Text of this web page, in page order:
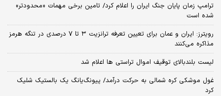
ترامپ زمان پایان جنگ ایران را اعلام کرد/ تامین برخی مهمات «محدودتر»
شده است
رویترز: ایران و عمان برای تعیین تعرفه ترانزیت ۳ تا ۷ درصدی در تنگه هرمز
مذاکره می‌کنند
لیست بلندبالای توقیف اموال تراستی ها اعلام شد
غول موشکی کره شمالی به حرکت درآمد/ پیونگ‌یانگ یک بالستیک شلیک
کرد